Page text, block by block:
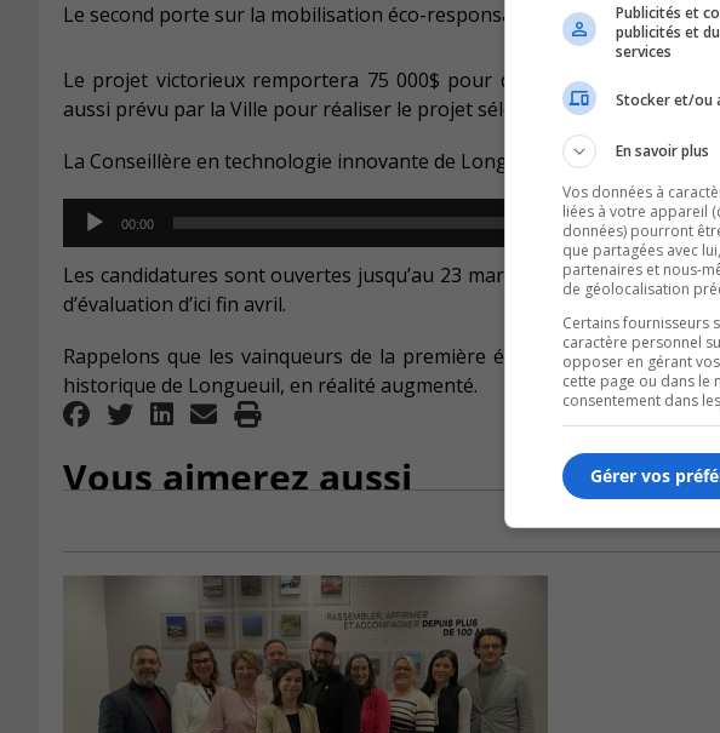
Le second porte sur la mobilisation éco-responsable face aux
Le projet victorieux remportera 75 000$ pour du financement et un
aussi prévu par la Ville pour réaliser le projet sélectionné.
La Conseillère en technologie innovante de Longueuil, Virginie
Audio
Player
00:00
Les candidatures sont ouvertes jusqu’au 23 mars a villechoisira 12
d’évaluation d’ici fin avril.
Rappelons que les vainqueurs de la première édition ont créé une
historique de Longueuil, en réalité augmenté.
Vous aimerez aussi
Publicités et
publicités et
services
Stocker et/ou
En savoir plus
Vos données à
liées à votre appareil
données) pourront
que partagées avec
partenaires et nous-
de géolocalisation
Certains fournisseurs
caractère personnel
opposer en gérant
cette page ou dans le
consentement dans
Gérer vos